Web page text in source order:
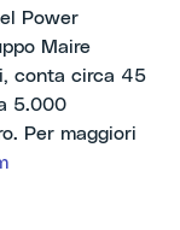
Power
Maire
conta circa 45
5.000
Per maggiori